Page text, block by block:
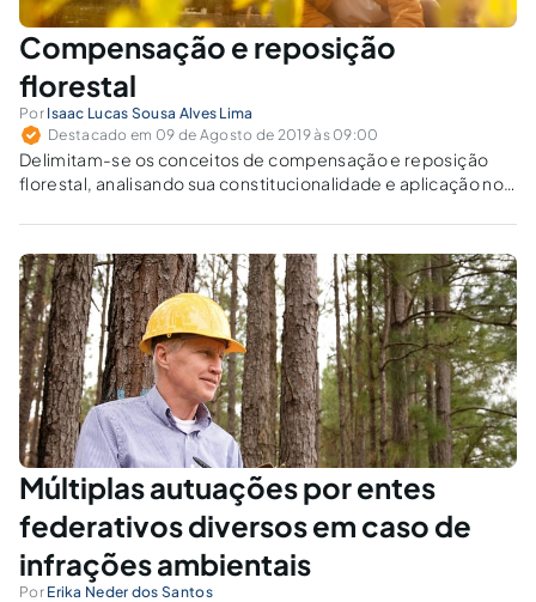
Compensação e reposição
florestal
Por Isaac Lucas Sousa Alves Lima
Destacado em 09 de Agosto de 2019 às 09:00
Delimitam-se os conceitos de compensação e reposição
florestal, analisando sua constitucionalidade e aplicação nos
Múltiplas autuações por entes
federativos diversos em caso de
infrações ambientais
Por Erika Neder dos Santos